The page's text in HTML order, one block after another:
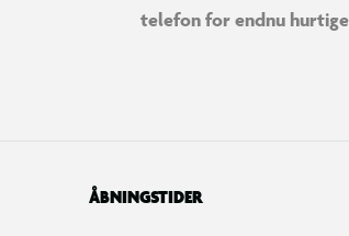
telefon for endnu
ÅBNINGSTIDER